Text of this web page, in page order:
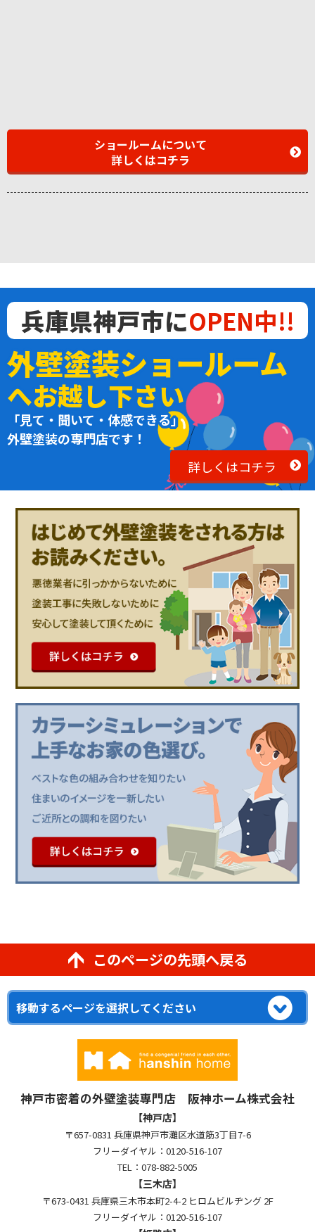
ショールームについて
詳しくはコチラ
兵庫県神戸市にOPEN中!!
外壁塗装ショールーム
へお越し下さい
「見て・聞いて・体感できる」
外壁塗装の専門店です！
詳しくはコチラ
このページの先頭へ戻る
神戸市密着の外壁塗装専門店 阪神ホーム株式会社
【神戸店】
〒657-0831 兵庫県神戸市灘区水道筋3丁目7-6
フリーダイヤル：0120-516-107
TEL：078-882-5005
【三木店】
〒673-0431 兵庫県三木市本町2-4-2 ヒロムビルヂング 2F
フリーダイヤル：0120-516-107